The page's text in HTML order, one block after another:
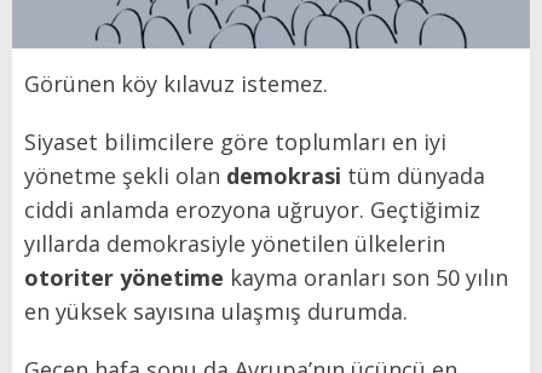
Görünen köy kılavuz istemez.
Siyaset bilimcilere göre toplumları en iyi
yönetme şekli olan demokrasi tüm dünyada
ciddi anlamda erozyona uğruyor. Geçtiğimiz
yıllarda demokrasiyle yönetilen ülkelerin
otoriter yönetime kayma oranları son 50 yılın
en yüksek sayısına ulaşmış durumda.